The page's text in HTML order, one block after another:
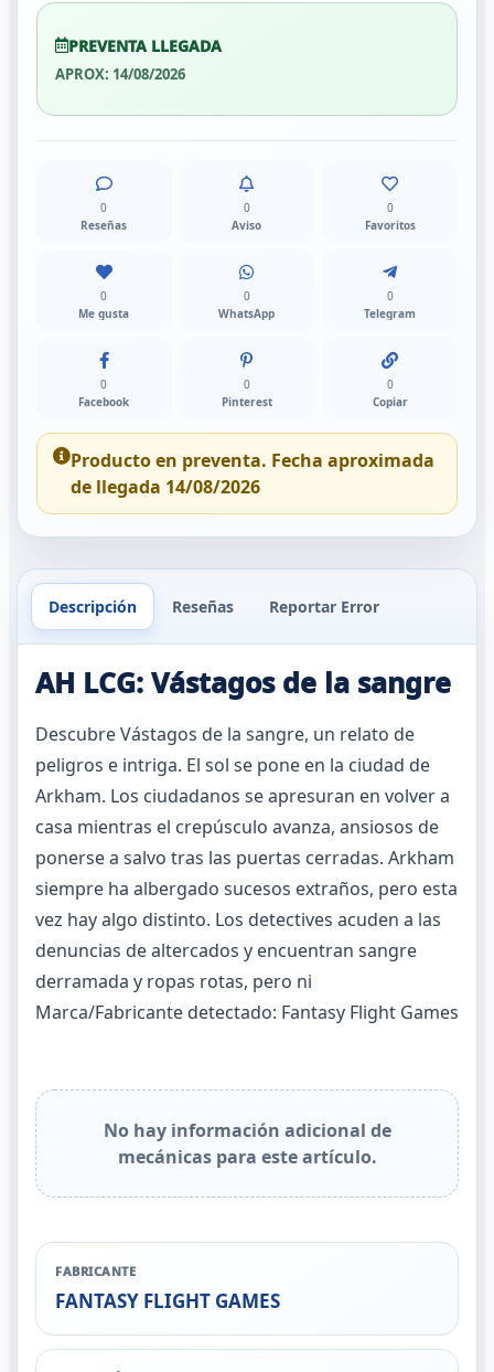
PREVENTA LLEGADA
APROX: 14/08/2026
0
Reseñas
0
Aviso
0
Favoritos
0
Me gusta
0
WhatsApp
0
Telegram
0
Facebook
0
Pinterest
0
Copiar
Producto en preventa. Fecha aproximada
de llegada 14/08/2026
Descripción Reseñas Reportar Error
AH LCG: Vástagos de la sangre
Descubre Vástagos de la sangre, un relato de
peligros e intriga. El sol se pone en la ciudad de
Arkham. Los ciudadanos se apresuran en volver a
casa mientras el crepúsculo avanza, ansiosos de
ponerse a salvo tras las puertas cerradas. Arkham
siempre ha albergado sucesos extraños, pero esta
vez hay algo distinto. Los detectives acuden a las
denuncias de altercados y encuentran sangre
derramada y ropas rotas, pero ni
Marca/Fabricante detectado: Fantasy Flight Games
No hay información adicional de
mecánicas para este artículo.
FABRICANTE
FANTASY FLIGHT GAMES